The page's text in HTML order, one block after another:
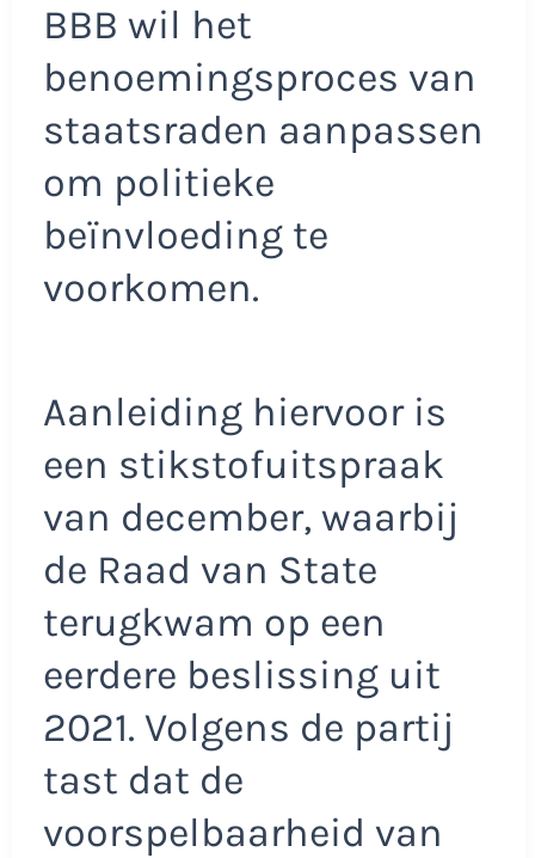
BBB wil het
benoemingsproces van
staatsraden aanpassen
om politieke
beïnvloeding te
voorkomen.
Aanleiding hiervoor is
een stikstofuitspraak
van december, waarbij
de Raad van State
terugkwam op een
eerdere beslissing uit
2021. Volgens de partij
tast dat de
voorspelbaarheid van